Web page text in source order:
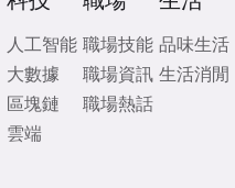
人工智能
大數據
區塊鏈
雲端
職場技能
職場資訊
職場熱話
品味生活
生活消閒